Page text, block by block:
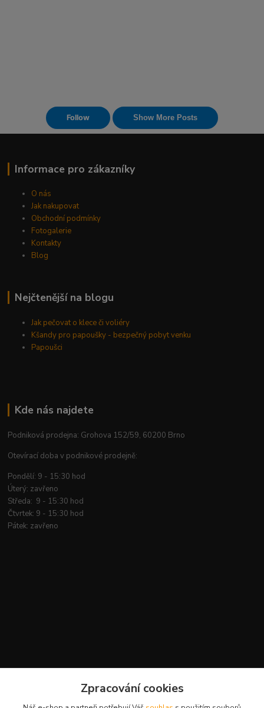
Informace pro zákazníky
O nás
Jak nakupovat
Obchodní podmínky
Fotogalerie
Kontakty
Blog
Nejčtenější na blogu
Jak pečovat o klece či voliéry
Kšandy pro papoušky - bezpečný pobyt venku
Papoušci
Kde nás najdete
Podniková prodejna: Grohova 152/59, 60200 Brno
Otevírací doba v podnikové prodejně:
Pondělí: 9 - 15:30 hod
Úterý: zavřeno
Středa: 9 - 15:30 hod
Čtvrtek: 9 - 15:30 hod
Pátek: zavřeno
Zpracování cookies